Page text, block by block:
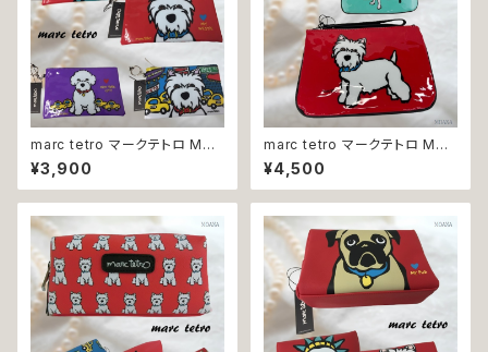
marc tetro マークテトロ M8
M14 M15 M17 ポーチ 小物入
れ 化粧ポーチ ウエストハイラン
ドホワイトテリア プードル 犬
¥3,900
marc tetro マークテトロ M99
M102 M103 ポーチ 薄型 レデ
ィース ボストンテリア ウエスト
ハイランドホワイトテリア ミニチ
¥4,500